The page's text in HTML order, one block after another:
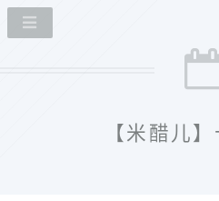
【米醋儿